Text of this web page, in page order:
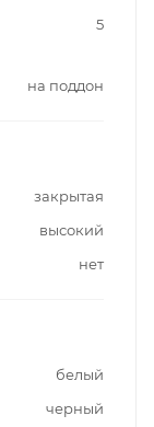
5
на поддон
закрытая
высокий
нет
белый
черный